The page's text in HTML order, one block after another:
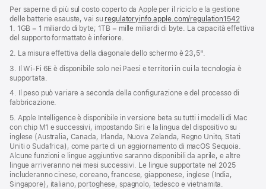
Per saperne di più sul costo coperto da Apple per il riciclo e la gestione
delle batterie esauste, vai su regulatoryinfo.apple.com/regulation1542(si
apre
1. 1GB = 1 miliardo di byte; 1TB = mille miliardi di byte. La capacità effettiva
del supporto formattato è inferiore.
2. La misura effettiva della diagonale dello schermo è 23,5".
3. Il Wi‑Fi 6E è disponibile solo nei Paesi e territori in cui la tecnologia è
supportata.
4. Il peso può variare a seconda della configurazione e del processo di
fabbricazione.
5. Apple Intelligence è disponibile in versione beta su tutti i modelli di Mac
con chip M1 e successivi, impostando Siri e la lingua del dispositivo su
inglese (Australia, Canada, Irlanda, Nuova Zelanda, Regno Unito, Stati
Uniti o Sudafrica), come parte di un aggiornamento di macOS Sequoia.
Alcune funzioni e lingue aggiuntive saranno disponibili da aprile, e altre
lingue arriveranno nei mesi successivi. Le lingue supportate nel 2025
includeranno cinese, coreano, francese, giapponese, inglese (India,
Singapore), italiano, portoghese, spagnolo, tedesco e vietnamita.